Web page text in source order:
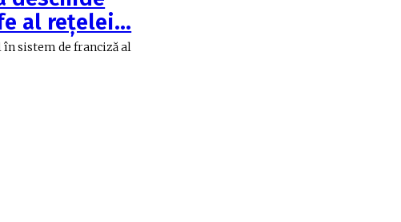
al reţelei…
în sistem de franciză al